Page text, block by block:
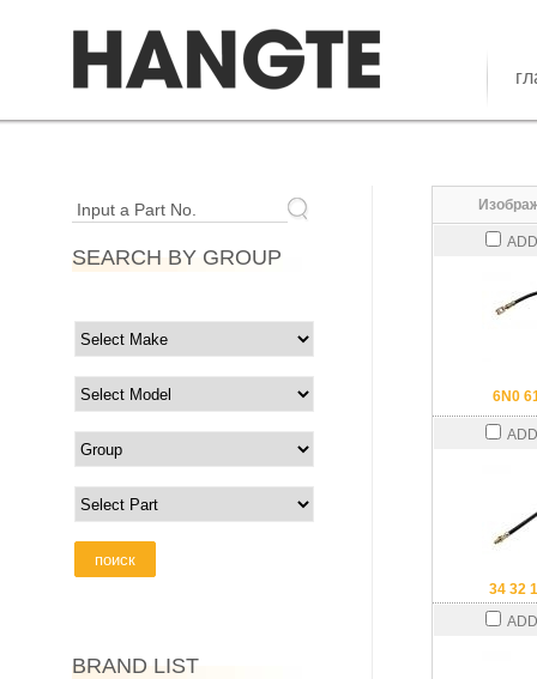
6N0
34 32
Input a Part No.
SEARCH BY GROUP
BRAND LIST